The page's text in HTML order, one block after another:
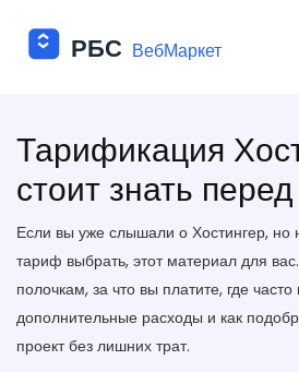
Тарификация
стоит знать
Если вы уже слышали о Хостингер, но
тариф выбрать, этот материал для
полочкам, за что вы платите, где часто
дополнительные расходы и как
проект без лишних трат.